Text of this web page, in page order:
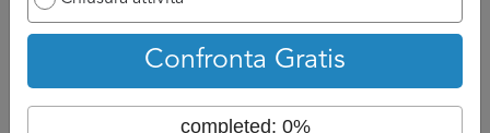
da poter fare serenamente la vostra scelta.
DI solito, stimiamo a 3 o 4 il numero di preventivi
Revisore
Legale Mantovanecessari per effettuare una buona scelta
Confronta Gratis
completed: 0%